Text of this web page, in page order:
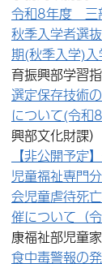
令和8年度 三
秋季入学者選
期(秋季入学)
育振興部学習指
選定保存技術
について(令
興部文化財課）
【非公開予定
児童福祉専門
会児童虐待死
催について（
康福祉部児童家
食中毒警報の